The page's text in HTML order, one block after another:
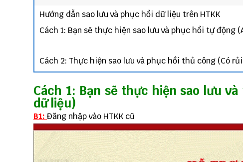
Hướng dẫn sao lưu và phục hồi dữ liệu trên HTKK
Cách 1: Bạn sẽ thực hiện sao lưu và phục hồi tự động
Cách 2: Thực hiện sao lưu và phục hồi thủ công (Có
Cách 1: Bạn sẽ thực hiện sao lưu
dữ liệu)
B1: Đăng nhập vào HTKK cũ